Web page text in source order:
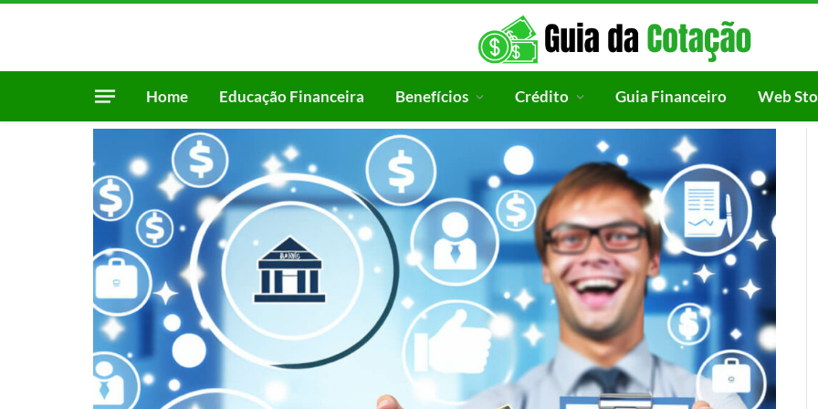
Home Educação Financeira Benefícios Crédito Guia Financeiro Web